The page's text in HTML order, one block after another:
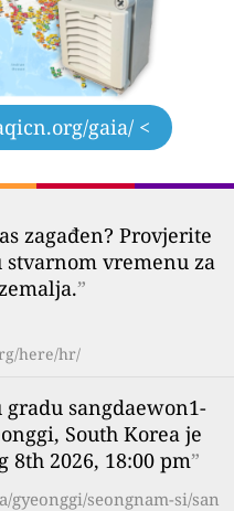
gaia/ <
zagađen? Provjerite
vremenu za
”
here/hr/
sangdaewon1-
South Korea je
8th 2026, 18:00 pm”
gyeonggi/seongnam-si/san